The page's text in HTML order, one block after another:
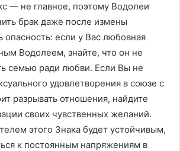
— не главное, поэтому Водолеи
брак даже после измены
опасность: если у Вас любовная
Водолеем, знайте, что он не
семью ради любви. Если Вы не
удовлетворения в союзе с
разрывать отношения, найдите
своих чувственных желаний.
этого Знака будет устойчивым,
к постоянным напряжениям в